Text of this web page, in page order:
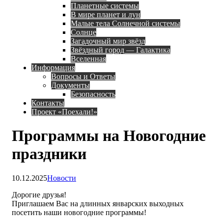
Планетные системы
В мире планет и лун
Малые тела Солнечной системы
Солнце
Загадочный мир звёзд
Звёздный город — Галактика
Вселенная
Информация
Вопросы и Ответы
Документы
Безопасность
Контакты
Проект «Поехали!»
Программы на Новогодние
праздники
10.12.2025Новости
Дорогие друзья!
Приглашаем Вас на длинных январских выходных
посетить наши новогодние программы!